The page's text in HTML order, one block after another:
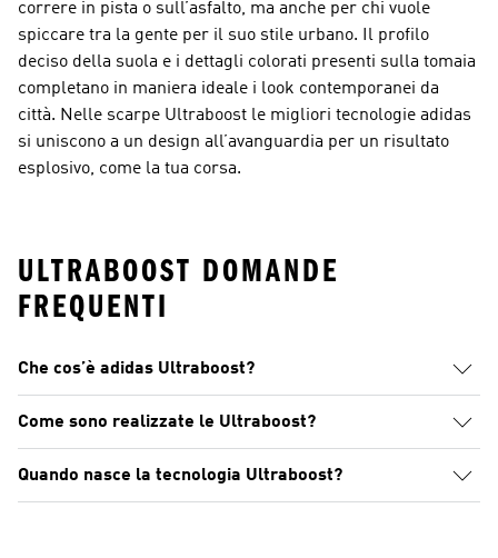
correre in pista o sull’asfalto, ma anche per chi vuole
spiccare tra la gente per il suo stile urbano. Il profilo
deciso della suola e i dettagli colorati presenti sulla tomaia
completano in maniera ideale i look contemporanei da
città. Nelle scarpe Ultraboost le migliori tecnologie adidas
si uniscono a un design all’avanguardia per un risultato
esplosivo, come la tua corsa.
ULTRABOOST DOMANDE
FREQUENTI
Che cos’è adidas Ultraboost?
Come sono realizzate le Ultraboost?
Quando nasce la tecnologia Ultraboost?